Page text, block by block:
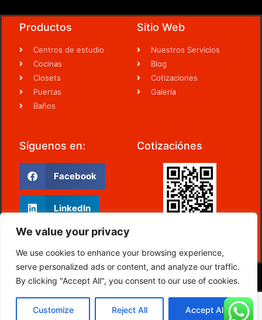
We value your privacy
We use cookies to enhance your browsing experience,
serve personalized ads or content, and analyze our traffic.
By clicking "Accept All", you consent to our use of cookies.
Customize Reject All Accept All
Productos
Centros de estudio
Cocinas
Closets
Puertas
Baños
Sitio Web
Nuestros Servicios
Blog
Cotizaciones
Galería
Síguenos en:
Facebook
LinkedIn
Cotizaciónes
by lagzo